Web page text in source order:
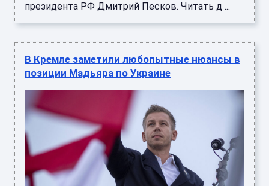
президента РФ Дмитрий Песков. Читать д ...
В Кремле заметили любопытные нюансы в
позиции Мадьяра по Украине